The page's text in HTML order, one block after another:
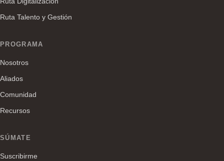
Ruta Talento y Gestión
PROGRAMA
Nosotros
Aliados
Comunidad
Recursos
SÚMATE
Suscribirme